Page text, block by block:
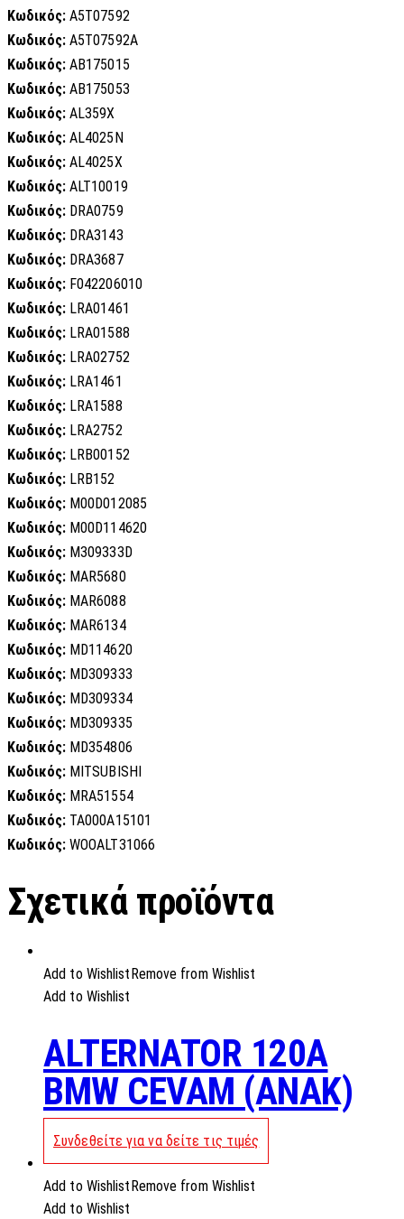
Κωδικός: A5T07592
Κωδικός: A5T07592A
Κωδικός: AB175015
Κωδικός: AB175053
Κωδικός: AL359X
Κωδικός: AL4025N
Κωδικός: AL4025X
Κωδικός: ALT10019
Κωδικός: DRA0759
Κωδικός: DRA3143
Κωδικός: DRA3687
Κωδικός: F042206010
Κωδικός: LRA01461
Κωδικός: LRA01588
Κωδικός: LRA02752
Κωδικός: LRA1461
Κωδικός: LRA1588
Κωδικός: LRA2752
Κωδικός: LRB00152
Κωδικός: LRB152
Κωδικός: M00D012085
Κωδικός: M00D114620
Κωδικός: M309333D
Κωδικός: MAR5680
Κωδικός: MAR6088
Κωδικός: MAR6134
Κωδικός: MD114620
Κωδικός: MD309333
Κωδικός: MD309334
Κωδικός: MD309335
Κωδικός: MD354806
Κωδικός: MITSUBISHI
Κωδικός: MRA51554
Κωδικός: TA000A15101
Κωδικός: WOOALT31066
Σχετικά προϊόντα
Add to Wishlist Remove from Wishlist
Add to Wishlist
ALTERNATOR 120A
BMW CEVAM (ANAK)
Συνδεθείτε για να δείτε τις τιμές
Add to Wishlist Remove from Wishlist
Add to Wishlist